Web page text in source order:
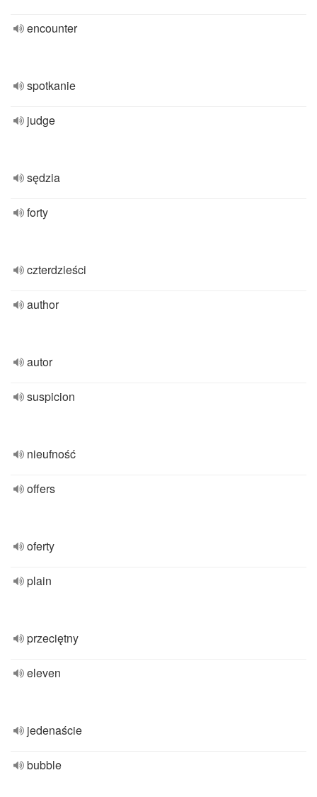
encounter
spotkanie
judge
sędzia
forty
czterdzieści
author
autor
suspicion
nieufność
offers
oferty
plain
przeciętny
eleven
jedenaście
bubble